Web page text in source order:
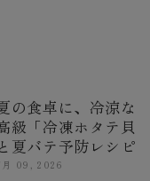
の食卓に、冷涼な
級「冷凍ホタテ貝
と夏バテ予防レシピ
月 09, 2026